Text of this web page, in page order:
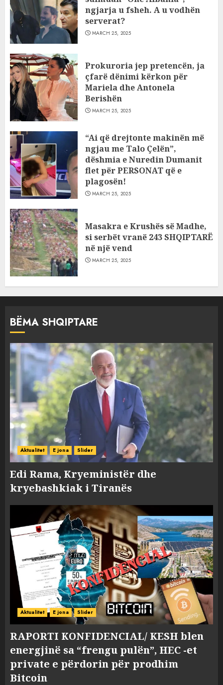
ngjarja u fsheh. A u vodhën
serverat?
MARCH 25, 2025
Prokuroria jep pretencën, ja
çfarë dënimi kërkon për
Mariela dhe Antonela
Berishën
MARCH 25, 2025
“Ai që drejtonte makinën më
ngjau me Talo Çelën”,
dëshmia e Nuredin Dumanit
flet për PERSONAT që e
plagosën!
MARCH 25, 2025
Masakra e Krushës së Madhe,
si serbët vranë 243 SHQIPTARË
në një vend
MARCH 25, 2025
BËMA SHQIPTARE
Aktualitet E jona Slider
Edi Rama, Kryeministër dhe
kryebashkiak i Tiranës
Aktualitet E jona Slider
RAPORTI KONFIDENCIAL/ KESH blen
energjinë sa “frengu pulën”, HEC -et
private e përdorin për prodhim
Bitcoin